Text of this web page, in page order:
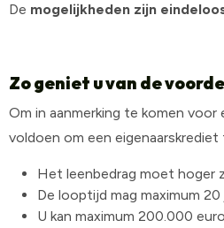
De mogelijkheden zijn
Zo geniet u van de
Om in aanmerking te komen
voldoen om een eigenaarskrediet
Het leenbedrag moet hoger
De looptijd mag maximum 20
U kan maximum 200.000